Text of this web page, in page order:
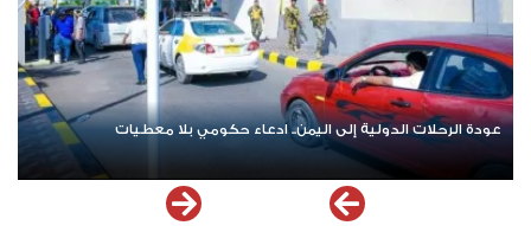
عودة الرحلات الدولية إلى اليمن.. ادعاء حكومي بلا معطيات